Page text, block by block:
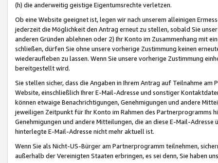
(h) die anderweitig geistige Eigentumsrechte verletzen.
Ob eine Website geeignet ist, legen wir nach unserem alleinigen
jederzeit die Möglichkeit den Antrag erneut zu stellen, sobald Sie
anderen Gründen ablehnen oder 2) Ihr Konto im Zusammenhang mit
schließen, dürfen Sie ohne unsere vorherige Zustimmung keinen
wiederaufleben zu lassen. Wenn Sie unsere vorherige Zustimmung
bereitgestellt wird.
Sie stellen sicher, dass die Angaben in Ihrem Antrag auf Teilnahme
Website, einschließlich Ihrer E-Mail-Adresse und sonstiger
können etwaige Benachrichtigungen, Genehmigungen und andere
jeweiligen Zeitpunkt für Ihr Konto im Rahmen des Partnerprogramms
Genehmigungen und andere Mitteilungen, die an diese E-Mail-
hinterlegte E-Mail-Adresse nicht mehr aktuell ist.
Wenn Sie als Nicht-US-Bürger am Partnerprogramm teilnehmen,
außerhalb der Vereinigten Staaten erbringen, es sei denn, Sie haben